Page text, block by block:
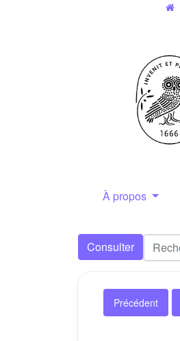
À propos
Consulter
Précédent